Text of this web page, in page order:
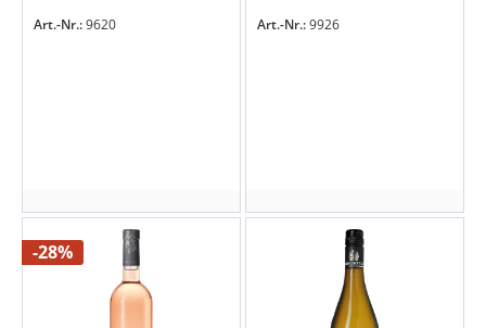
Art.-Nr.:9620 Art.-Nr.:9926
-28%